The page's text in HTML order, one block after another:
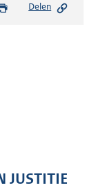
Delen
JUSTITIE